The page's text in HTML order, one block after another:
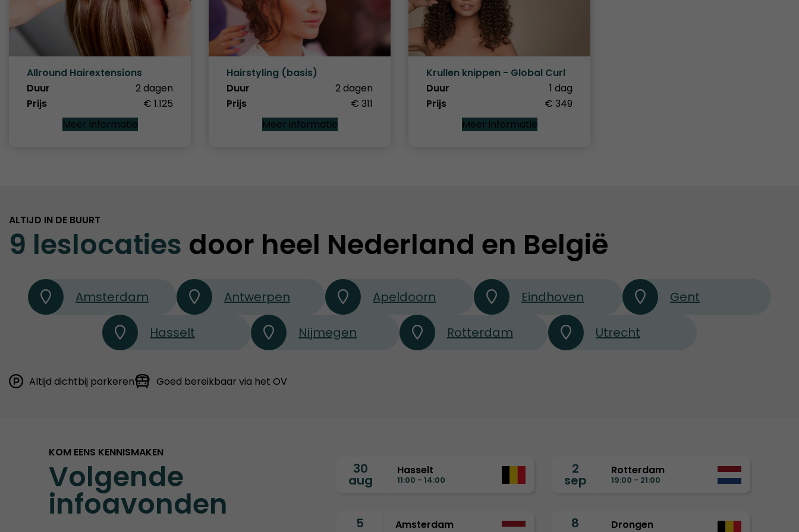
Allround Hairextensions
Duur
2 dagen
Prijs
€ 1.125
Meer informatie
Hairstyling (basis)
Duur
2 dagen
Prijs
€ 311
Meer informatie
Krullen knippen - Global Curl
Duur
1 dag
Prijs
€ 349
Meer informatie
ALTIJD IN DE BUURT
9 leslocaties door heel Nederland en België
Amsterdam Antwerpen Apeldoorn Eindhoven Gent
Hasselt Nijmegen Rotterdam Utrecht
Altijd dichtbij parkeren Goed bereikbaar via het OV
KOM EENS KENNISMAKEN
Volgende
infoavonden
30
aug
Hasselt
11:00 - 14:00
2
sep
Rotterdam
19:00 - 21:00
5 Amsterdam 8 Drongen